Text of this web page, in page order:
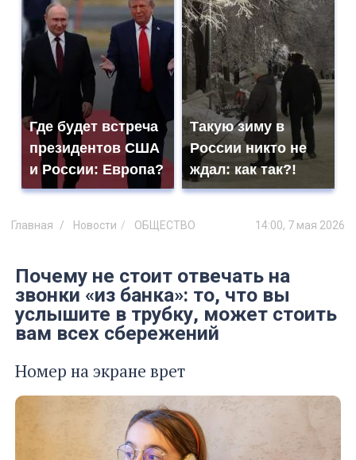
Где будет встреча
президентов США
и России: Европа?
Такую зиму в
России никто не
ждал: как так?!
Главная Новости ОБЩЕСТВО 14:00, 7 мая 2026
Почему не стоит отвечать на
звонки «из банка»: то, что вы
услышите в трубку, может стоить
вам всех сбережений
Номер на экране врет